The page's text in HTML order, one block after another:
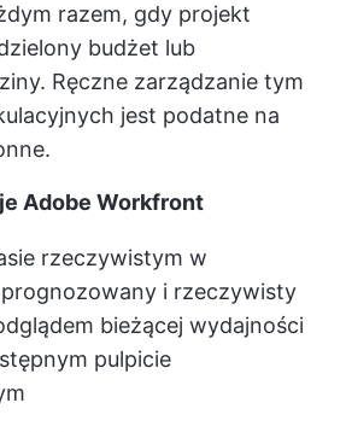
razem, gdy projekt
budżet lub
Ręczne zarządzanie tym
jest podatne na
Adobe Workfront
rzeczywistym w
i rzeczywisty
bieżącej wydajności
pulpicie